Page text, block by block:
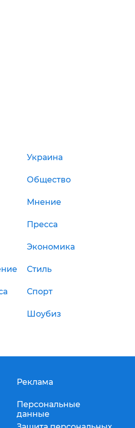
Украина
Общество
Мнение
Пресса
Экономика
Стиль
Спорт
Шоубиз
Реклама
Персональные
данные